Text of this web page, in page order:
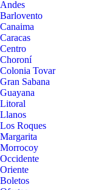
Andes
Barlovento
Canaima
Caracas
Centro
Choroní
Colonia Tovar
Gran Sabana
Guayana
Litoral
Llanos
Los Roques
Margarita
Morrocoy
Occidente
Oriente
Boletos